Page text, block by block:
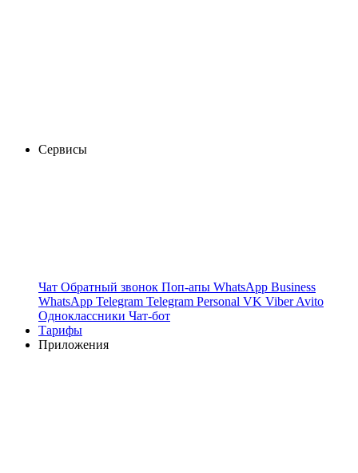
Сервисы
Чат Обратный звонок Поп-апы WhatsApp Business
WhatsApp Telegram Telegram Personal VK ViberAvito
Одноклассники Чат-бот
Тарифы
Приложения